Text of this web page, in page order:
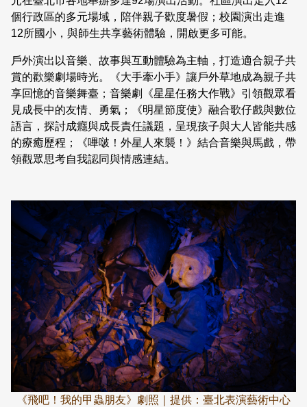
個行政區的多元場域，陪伴親子歡度暑假；校園演出走進
12所國小，與師生共享藝術體驗，開啟更多可能。
戶外演出以音樂、故事與互動體驗為主軸，打造適合親子共
賞的歡樂劇場時光。《大手牽小手》讓戶外草地成為親子共
享回憶的音樂舞臺；音樂劇《星星任務大作戰》引領觀眾看
見成長中的友情、勇氣；《明星節度使》融合歌仔戲與數位
語言，探討成癮與成長責任議題，呈現孩子與大人皆能共感
的療癒歷程；《嗶啵！外星人來襲！》結合音樂與馬戲，帶
領觀眾思考自我認同與情感連結。
《飛吧！我的甲蟲朋友》劇照｜提供：臺北表演藝術中心